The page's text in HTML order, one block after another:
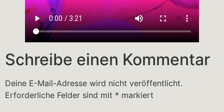
Schreibe einen Kommentar
Deine E-Mail-Adresse wird nicht veröffentlicht.
Erforderliche Felder sind mit * markiert